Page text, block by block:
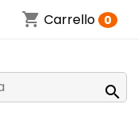
shopping_cart Carrello 0
